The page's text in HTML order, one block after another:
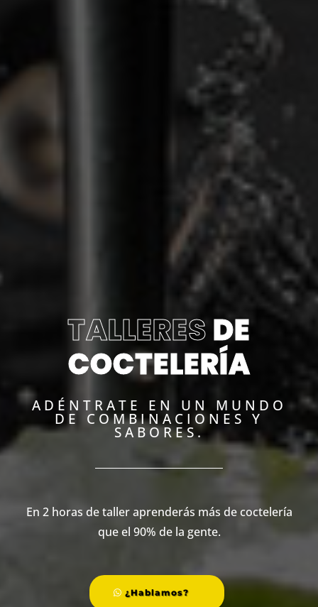
TALLERESDE
COCTELERÍA
ADÉNTRATE EN UN MUNDO
DE COMBINACIONES Y
SABORES.
En 2 horas de taller aprenderás más de coctelería
que el 90% de la gente.
¿Hablamos?